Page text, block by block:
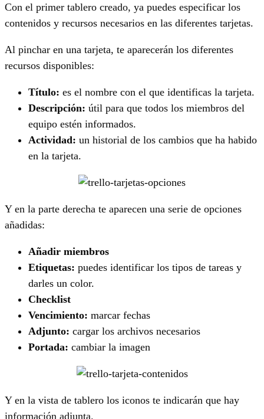
Con el primer tablero creado, ya puedes especificar los
contenidos y recursos necesarios en las diferentes tarjetas.
Al pinchar en una tarjeta, te aparecerán los diferentes
recursos disponibles:
Título: es el nombre con el que identificas la tarjeta.
Descripción: útil para que todos los miembros del
equipo estén informados.
Actividad: un historial de los cambios que ha habido
en la tarjeta.
Y en la parte derecha te aparecen una serie de opciones
añadidas:
Añadir miembros
Etiquetas: puedes identificar los tipos de tareas y
darles un color.
Checklist
Vencimiento: marcar fechas
Adjunto: cargar los archivos necesarios
Portada: cambiar la imagen
Y en la vista de tablero los iconos te indicarán que hay
información adjunta.